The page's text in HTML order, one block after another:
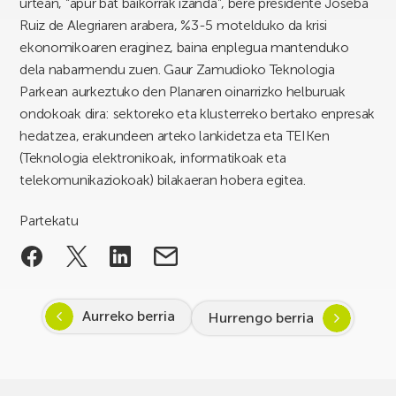
urtean, “apur bat baikorrak izanda”, bere presidente Joseba
Ruiz de Alegriaren arabera, %3-5 motelduko da krisi
ekonomikoaren eraginez, baina enplegua mantenduko
dela nabarmendu zuen. Gaur Zamudioko Teknologia
Parkean aurkeztuko den Planaren oinarrizko helburuak
ondokoak dira: sektoreko eta klusterreko bertako enpresak
hedatzea, erakundeen arteko lankidetza eta TEIKen
(Teknologia elektronikoak, informatikoak eta
telekomunikaziokoak) bilakaeran hobera egitea.
Partekatu
Aurreko berria Hurrengo berria